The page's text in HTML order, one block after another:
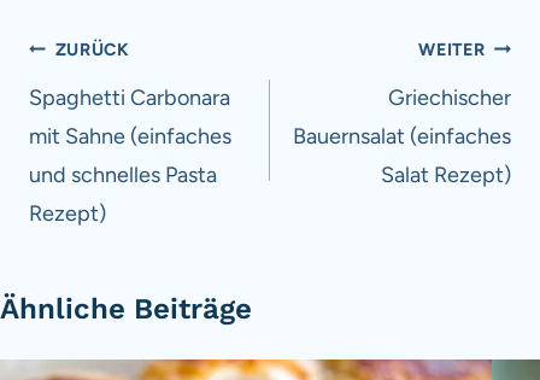
Beitragsnavigation
ZURÜCK
Spaghetti Carbonara
mit Sahne (einfaches
und schnelles Pasta
Rezept)
WEITER
Griechischer
Bauernsalat (einfaches
Salat Rezept)
Ähnliche Beiträge